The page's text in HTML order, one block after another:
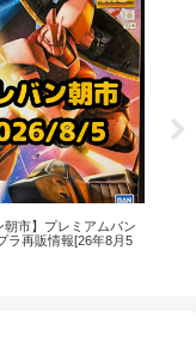
朝市】プレミアムバン
ラ再販情報[26年8月5